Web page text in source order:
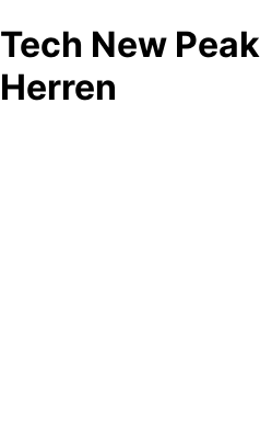
Tech New
Herren